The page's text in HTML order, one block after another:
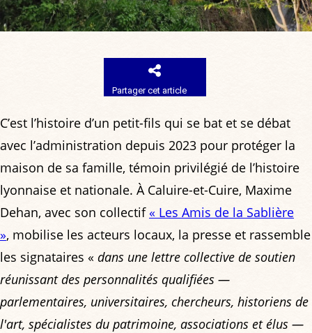
Partager cet article
C’est l’histoire d’un petit-fils qui se bat et se débat
avec l’administration depuis 2023 pour protéger la
maison de sa famille, témoin privilégié de l’histoire
lyonnaise et nationale. À Caluire-et-Cuire, Maxime
Dehan, avec son collectif« Les Amis de la Sablière
», mobilise les acteurs locaux, la presse et rassemble
les signataires « dans une lettre collective de soutien
réunissant des personnalités qualifiées —
parlementaires, universitaires, chercheurs, historiens de
l'art, spécialistes du patrimoine, associations et élus —